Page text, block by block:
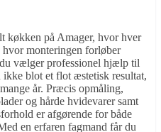
køkken på Amager, hvor hver
hvor monteringen forløber
vælger professionel hjælp til
blot et flot æstetisk resultat,
år. Præcis opmåling,
og hårde hvidevarer samt
er afgørende for både
en erfaren fagmand får du